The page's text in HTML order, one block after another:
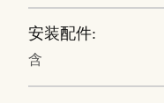
安装配件:
含